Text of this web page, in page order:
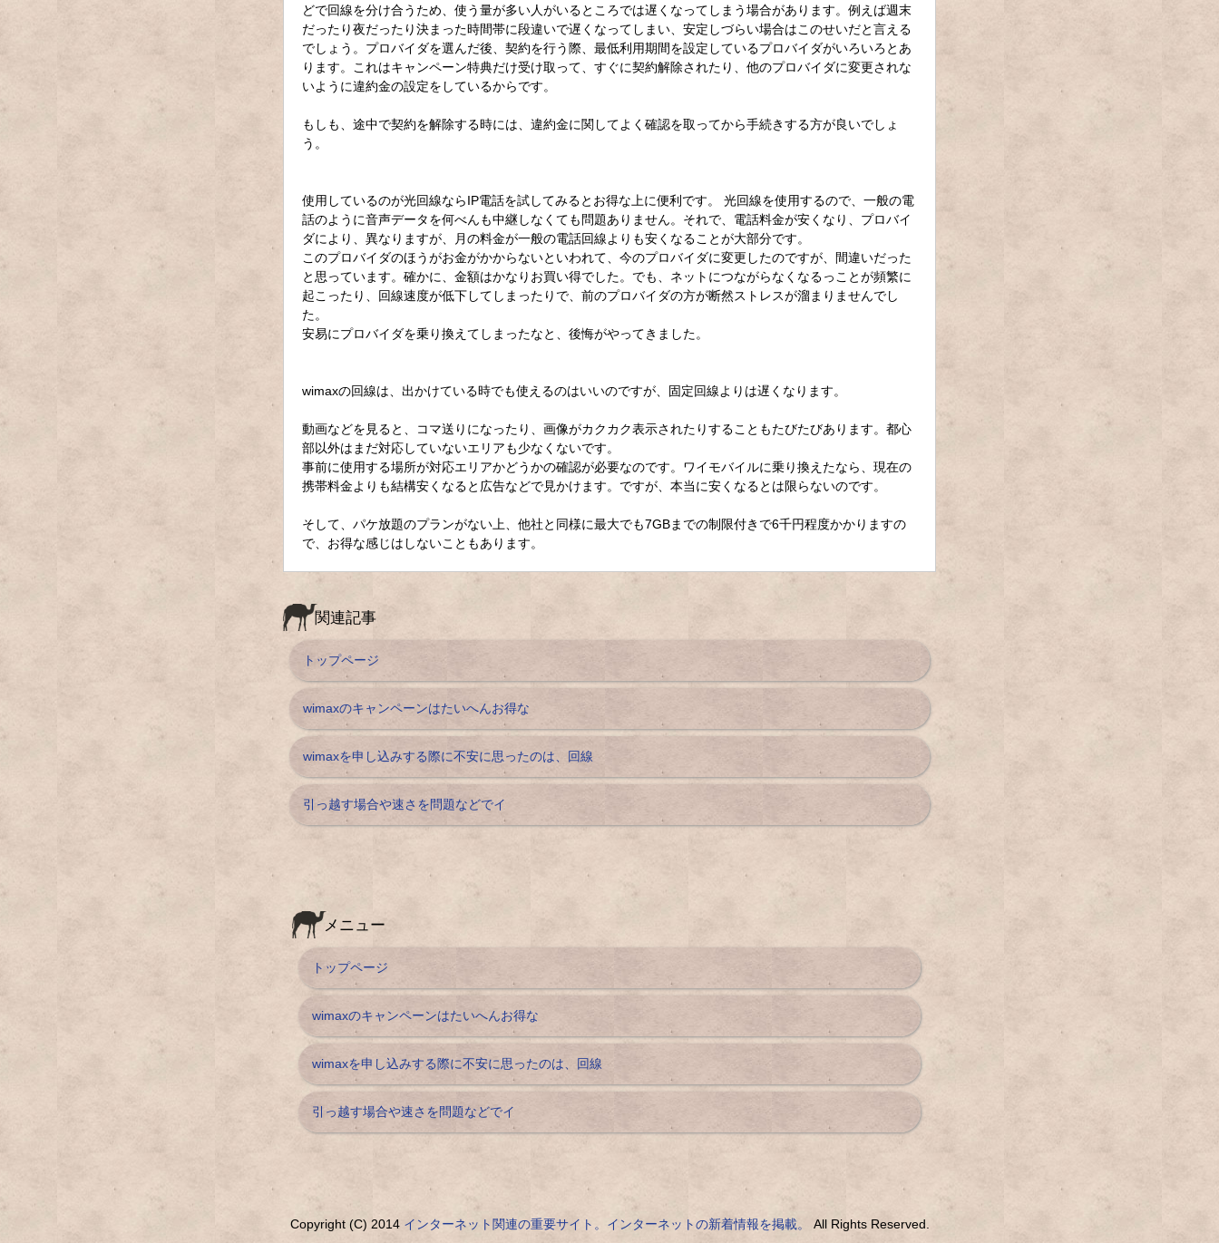
どで回線を分け合うため、使う量が多い人がいるところでは遅くなってしまう場合があります。例えば週末
だったり夜だったり決まった時間帯に段違いで遅くなってしまい、安定しづらい場合はこのせいだと言える
でしょう。プロバイダを選んだ後、契約を行う際、最低利用期間を設定しているプロバイダがいろいろとあ
ります。これはキャンペーン特典だけ受け取って、すぐに契約解除されたり、他のプロバイダに変更されな
いように違約金の設定をしているからです。
もしも、途中で契約を解除する時には、違約金に関してよく確認を取ってから手続きする方が良いでしょ
う。
使用しているのが光回線ならIP電話を試してみるとお得な上に便利です。 光回線を使用するので、一般の電
話のように音声データを何べんも中継しなくても問題ありません。それで、電話料金が安くなり、プロバイ
ダにより、異なりますが、月の料金が一般の電話回線よりも安くなることが大部分です。
このプロバイダのほうがお金がかからないといわれて、今のプロバイダに変更したのですが、間違いだった
と思っています。確かに、金額はかなりお買い得でした。でも、ネットにつながらなくなるっことが頻繁に
起こったり、回線速度が低下してしまったりで、前のプロバイダの方が断然ストレスが溜まりませんでし
た。
安易にプロバイダを乗り換えてしまったなと、後悔がやってきました。
wimaxの回線は、出かけている時でも使えるのはいいのですが、固定回線よりは遅くなります。
動画などを見ると、コマ送りになったり、画像がカクカク表示されたりすることもたびたびあります。都心
部以外はまだ対応していないエリアも少なくないです。
事前に使用する場所が対応エリアかどうかの確認が必要なのです。ワイモバイルに乗り換えたなら、現在の
携帯料金よりも結構安くなると広告などで見かけます。ですが、本当に安くなるとは限らないのです。
そして、パケ放題のプランがない上、他社と同様に最大でも7GBまでの制限付きで6千円程度かかりますの
で、お得な感じはしないこともあります。
関連記事
トップページ
wimaxのキャンペーンはたいへんお得な
wimaxを申し込みする際に不安に思ったのは、回線
引っ越す場合や速さを問題などでイ
メニュー
トップページ
wimaxのキャンペーンはたいへんお得な
wimaxを申し込みする際に不安に思ったのは、回線
引っ越す場合や速さを問題などでイ
Copyright (C) 2014 インターネット関連の重要サイト。インターネットの新着情報を掲載。 All Rights Reserved.